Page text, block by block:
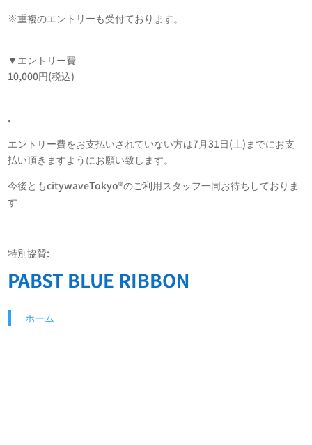
※重複のエントリーも受付ております。
▼エントリー費
10,000円(税込)
.
エントリー費をお支払いされていない方は7月31日(土)までにお支
払い頂きますようにお願い致します。
今後ともcitywaveTokyo®︎のご利用スタッフ一同お待ちしておりま
す
特別協賛:
PABST BLUE RIBBON
ホーム